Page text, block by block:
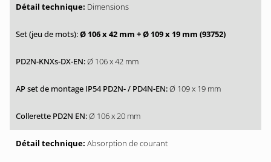
Dimensions
Ø 106 x 42 mm + Ø 109 x 19 mm (93752)
Ø 106 x 42 mm
Ø 109 x 19 mm
Ø 106 x 20 mm
Absorption de courant